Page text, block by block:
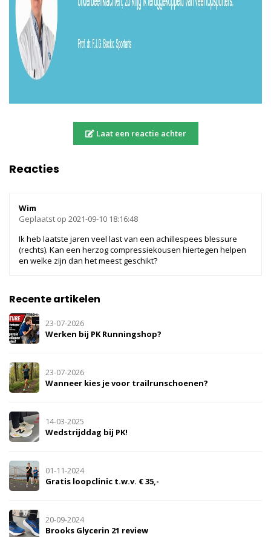
Laat een reactie achter
Reacties
Wim
Geplaatst op 2021-09-10 18:16:48
Ik heb laatste jaren veel last van een achillespees blessure
(rechts). Kan een herzog compressiekousen hiertegen helpen
en welke zijn dan het meest geschikt?
Recente artikelen
23-07-2026
Werken bij PK Runningshop?
23-07-2026
Wanneer kies je voor trailrunschoenen?
14-03-2025
Wedstrijddag bij PK!
01-11-2024
Gratis loopclinic t.w.v. € 35,-
20-09-2024
Brooks Glycerin 21 review